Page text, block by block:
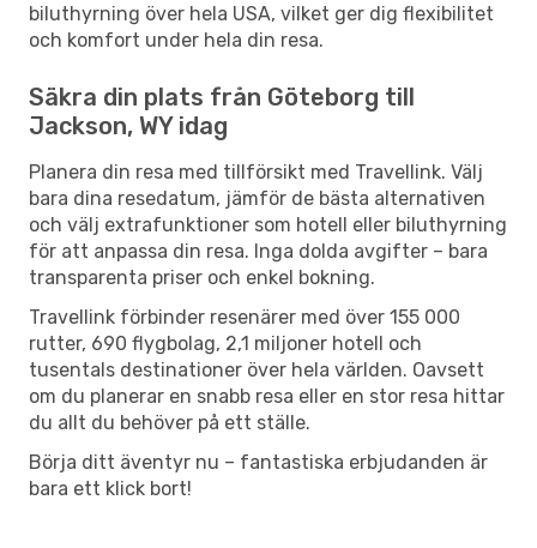
biluthyrning över hela USA, vilket ger dig flexibilitet
och komfort under hela din resa.
Säkra din plats från Göteborg till
Jackson, WY idag
Planera din resa med tillförsikt med Travellink. Välj
bara dina resedatum, jämför de bästa alternativen
och välj extrafunktioner som hotell eller biluthyrning
för att anpassa din resa. Inga dolda avgifter – bara
transparenta priser och enkel bokning.
Travellink förbinder resenärer med över 155 000
rutter, 690 flygbolag, 2,1 miljoner hotell och
tusentals destinationer över hela världen. Oavsett
om du planerar en snabb resa eller en stor resa hittar
du allt du behöver på ett ställe.
Börja ditt äventyr nu – fantastiska erbjudanden är
bara ett klick bort!